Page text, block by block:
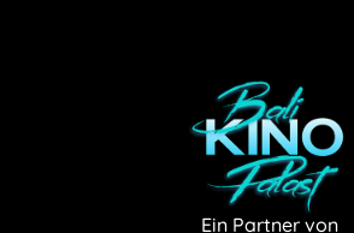
Ein Partner von